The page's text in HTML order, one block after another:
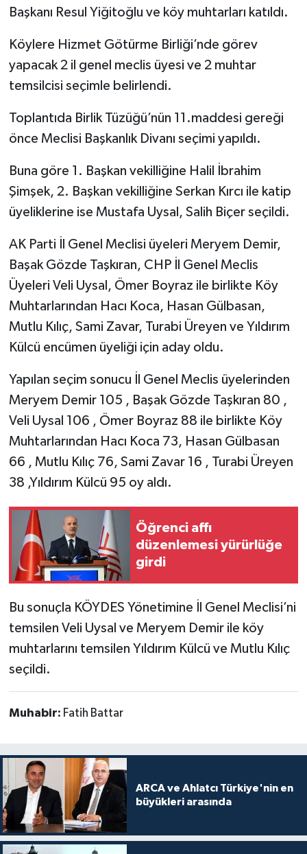
Başkanı Resul Yiğitoğlu ve köy muhtarları katıldı.
Köylere Hizmet Götürme Birliği’nde görev
yapacak 2 il genel meclis üyesi ve 2 muhtar
temsilcisi seçimle belirlendi.
Toplantıda Birlik Tüzüğü’nün 11.maddesi gereği
önce Meclisi Başkanlık Divanı seçimi yapıldı.
Buna göre 1. Başkan vekilliğine Halil İbrahim
Şimşek, 2. Başkan vekilliğine Serkan Kırcı ile katip
üyeliklerine ise Mustafa Uysal, Salih Biçer seçildi.
AK Parti İl Genel Meclisi üyeleri Meryem Demir,
Başak Gözde Taşkıran, CHP İl Genel Meclis
Üyeleri Veli Uysal, Ömer Boyraz ile birlikte ​Köy
Muhtarlarından Hacı Koca, ​Hasan Gülbasan, ​
Mutlu Kılıç, ​Sami Zavar, ​Turabi Üreyen ve Yıldırım
Külcü encümen üyeliği için aday oldu.
Yapılan seçim sonucu İl Genel Meclis üyelerinden
Meryem Demir 105 , Başak Gözde Taşkıran 80 ,
Veli Uysal 106 , Ömer Boyraz 88 ile birlikte ​Köy
Muhtarlarından Hacı Koca 73, ​Hasan Gülbasan
66 , ​Mutlu Kılıç 76, ​Sami Zavar 16 , Turabi Üreyen
38 ,​Yıldırım Külcü 95 oy aldı.
Öğrenci affı
düzenlemesi yürürlüğe
girdi
Bu sonuçla KÖYDES Yönetimine İl Genel Meclisi’ni
temsilen Veli Uysal ve Meryem Demir ile köy
muhtarlarını temsilen Yıldırım Külcü ve Mutlu Kılıç
seçildi.
Muhabir: Fatih Battar
ARCA ve Ahlatcı Türkiye'nin en
büyükleri arasında